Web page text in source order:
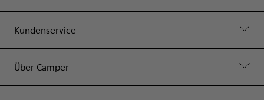
Kundenservice
Über Camper